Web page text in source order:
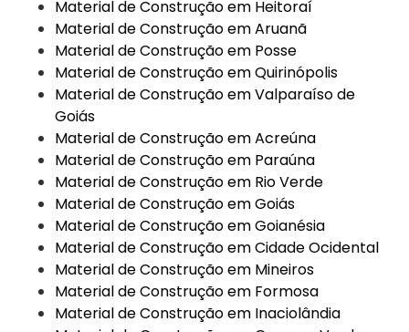
Material de Construção em Heitoraí
Material de Construção em Aruanã
Material de Construção em Posse
Material de Construção em Quirinópolis
Material de Construção em Valparaíso de
Goiás
Material de Construção em Acreúna
Material de Construção em Paraúna
Material de Construção em Rio Verde
Material de Construção em Goiás
Material de Construção em Goianésia
Material de Construção em Cidade Ocidental
Material de Construção em Mineiros
Material de Construção em Formosa
Material de Construção em Inaciolândia